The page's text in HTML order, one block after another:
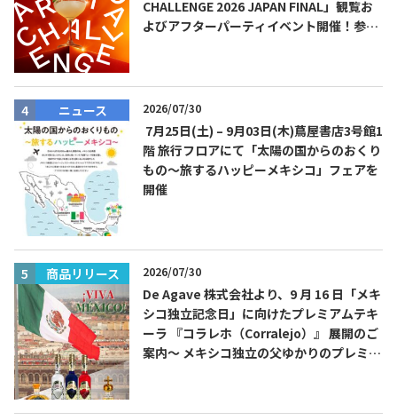
CHALLENGE 2026 JAPAN FINAL」観覧お
よびアフターパーティイベント開催！参加
ニュース 2026/07/30
7月25日(土) – 9月03日(木)蔦屋書店3号館1
階 旅行フロアにて「太陽の国からのおくり
もの～旅するハッピーメキシコ」フェアを
開催
商品リリース 2026/07/30
De Agave 株式会社より、9 月 16 日「メキ
シコ独立記念日」に向けたプレミアムテキ
ーラ 『コラレホ（Corralejo）』 展開のご
案内〜 メキシコ独立の父ゆかりのプレミア